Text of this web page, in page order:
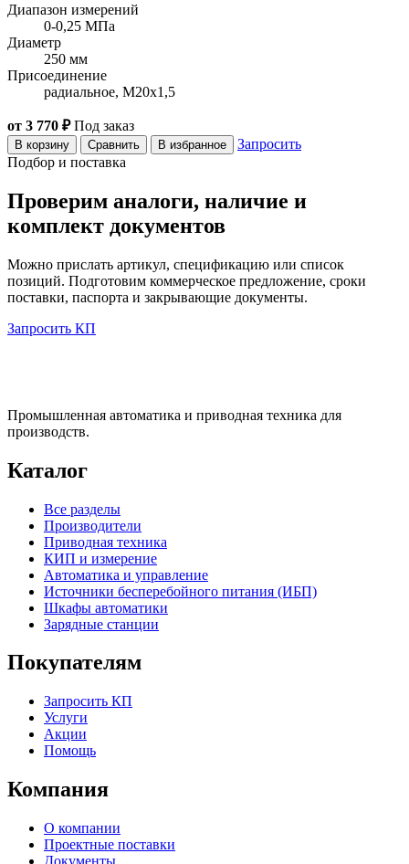
Диапазон измерений
0-0,25 МПа
Диаметр
250 мм
Присоединение
радиальное, M20x1,5
от 3 770 ₽ Под заказ
В корзину Сравнить В избранное
Запросить
Подбор и поставка
Проверим аналоги, наличие и
комплект документов
Можно прислать артикул, спецификацию или список
позиций. Подготовим коммерческое предложение, сроки
поставки, паспорта и закрывающие документы.
Запросить КП
Промышленная автоматика и приводная техника для
производств.
Каталог
Все разделы
Производители
Приводная техника
КИП и измерение
Автоматика и управление
Источники бесперебойного питания (ИБП)
Шкафы автоматики
Зарядные станции
Покупателям
Запросить КП
Услуги
Акции
Помощь
Компания
О компании
Проектные поставки